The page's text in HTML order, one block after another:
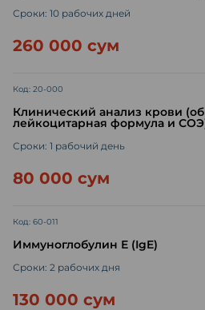
Сроки: 10 рабочих дней
260 000 сум
Код: 20-000
Клинический анализ крови
лейкоцитарная формула и
Сроки: 1 рабочий день
80 000 сум
Код: 60-011
Иммуноглобулин Е (IgE)
Сроки: 2 рабочих дня
130 000 сум